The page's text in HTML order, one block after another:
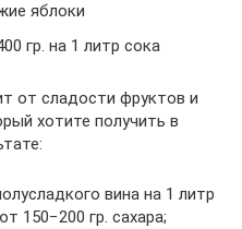
яблоки
гр. на 1 литр сока
от сладости фруктов и
хотите получить в
вина на 1 литр
150−200 гр. сахара;